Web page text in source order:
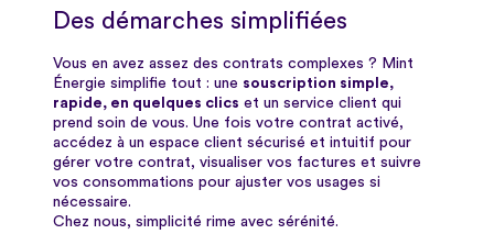
Des démarches simplifiées
Vous en avez assez des contrats complexes ? Mint
Énergie simplifie tout : une souscription simple,
rapide, en quelques clics et un service client qui
prend soin de vous. Une fois votre contrat activé,
accédez à un espace client sécurisé et intuitif pour
gérer votre contrat, visualiser vos factures et suivre
vos consommations pour ajuster vos usages si
nécessaire.
Chez nous, simplicité rime avec sérénité.